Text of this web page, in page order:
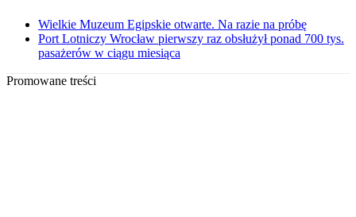
Wielkie Muzeum Egipskie otwarte. Na razie na próbę
Port Lotniczy Wrocław pierwszy raz obsłużył ponad 700 tys.
pasażerów w ciągu miesiąca
Promowane treści